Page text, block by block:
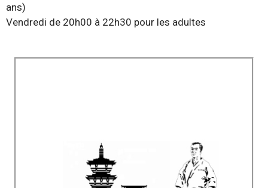
ans)
Vendredi de 20h00 à 22h30 pour les adultes